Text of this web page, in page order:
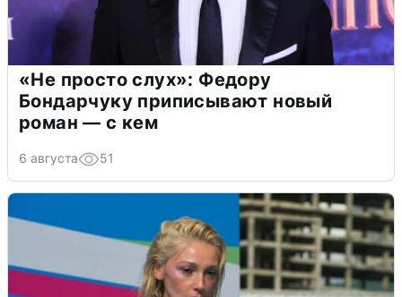
«Не просто слух»: Федору
Бондарчуку приписывают новый
роман — с кем
6 августа 51